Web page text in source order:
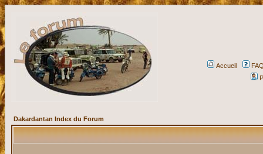
Accueil
Dakardantan Index du Forum